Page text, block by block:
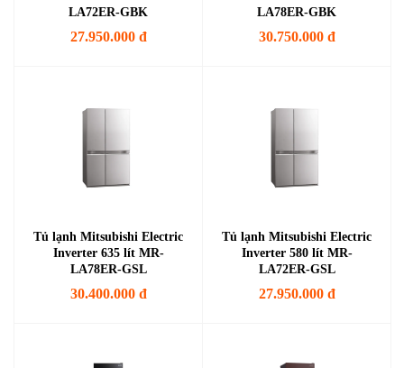
LA72ER-GBK
27.950.000 đ
LA78ER-GBK
30.750.000 đ
Tủ lạnh Mitsubishi Electric
Inverter 635 lít MR-
LA78ER-GSL
30.400.000 đ
Tủ lạnh Mitsubishi Electric
Inverter 580 lít MR-
LA72ER-GSL
27.950.000 đ